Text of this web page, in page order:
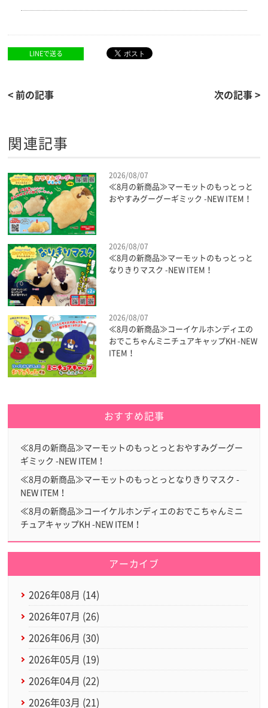
LINEで送る
< 前の記事 次の記事 >
関連記事
2026/08/07
≪8月の新商品≫マーモットのもっとっと
おやすみグーグーギミック -NEW ITEM！
2026/08/07
≪8月の新商品≫マーモットのもっとっと
なりきりマスク -NEW ITEM！
2026/08/07
≪8月の新商品≫コーイケルホンディエの
おでこちゃんミニチュアキャップKH -NEW
ITEM！
おすすめ記事
≪8月の新商品≫マーモットのもっとっとおやすみグーグー
ギミック -NEW ITEM！
≪8月の新商品≫マーモットのもっとっとなりきりマスク -
NEW ITEM！
≪8月の新商品≫コーイケルホンディエのおでこちゃんミニ
チュアキャップKH -NEW ITEM！
アーカイブ
2026年08月 (14)
2026年07月 (26)
2026年06月 (30)
2026年05月 (19)
2026年04月 (22)
2026年03月 (21)